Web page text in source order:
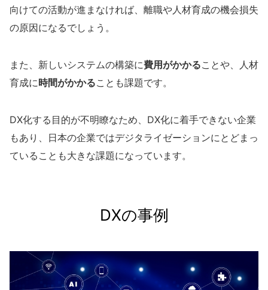
向けての活動が進まなければ、離職や人材育成の機会損失
の原因になるでしょう。
また、新しいシステムの構築に費用がかかることや、人材
育成に時間がかかることも課題です。
DX化する目的が不明瞭なため、DX化に着手できない企業
もあり、 日本の企業ではデジタライゼーションにとどまっ
ていることも大きな課題になっています。
DXの事例